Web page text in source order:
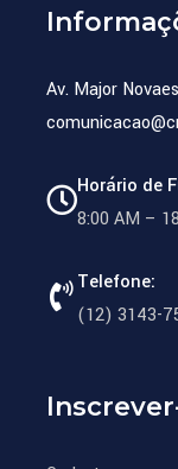
Av. Major
Horário de
8:00 AM –
Telefone:
(12) 3143-